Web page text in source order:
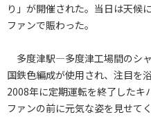
り」が開催された。当日は天候
ファンで賑わった。
多度津駅―多度津工場間のシ
国鉄色編成が使用され、注目を
2008年に定期運転を終了したキ
ファンの前に元気な姿を見せてく